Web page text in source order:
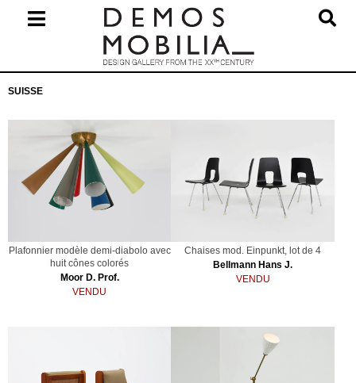
Navigation
SUISSE
Plafonnier modèle demi-diabolo avec
huit cônes colorés
Moor D. Prof.
VENDU
Chaises mod. Einpunkt, lot de 4
Bellmann Hans J.
VENDU